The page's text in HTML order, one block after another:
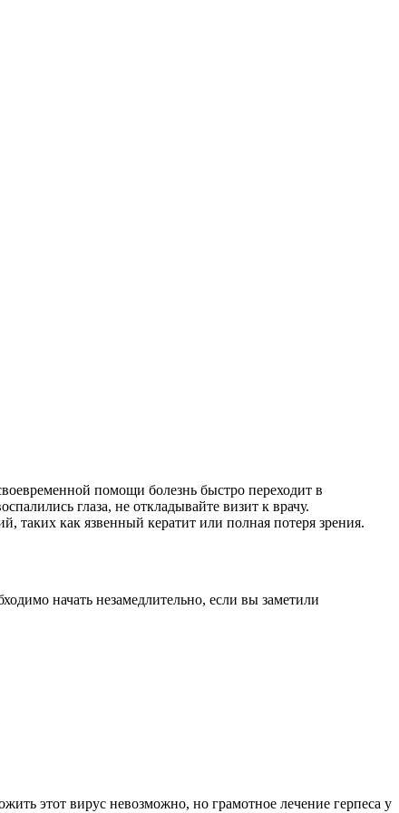
помощи болезнь быстро переходит в
глаза, не откладывайте визит к врачу.
таких как язвенный кератит или полная потеря зрения.
начать незамедлительно, если вы заметили
этот вирус невозможно, но грамотное лечение герпеса у